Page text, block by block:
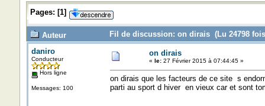
Pages: [1]
Auteur
Fil de discussion: on dirais (Lu 24798
daniro
Conducteur
Hors ligne
Messages: 100
on dirais
« le:27 Février 2015 à 07:44:45 »
on dirais que les facteurs de ce site s
parti au sport d hiver en vieux car et sont